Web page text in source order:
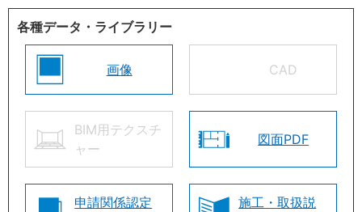
各種データ・ライブラリー
画像 CAD
BIM用テクスチ
ャー
図面PDF
申請関係認定
施工・取扱説